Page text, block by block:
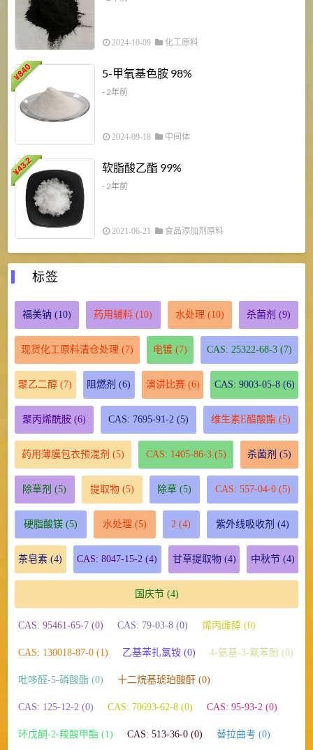
2024-10-09 化工原料
¥
840 5-甲氧基色胺 98%
- 2年前
2024-09-18 中间体
¥
43.2 软脂酸乙酯 99%
- 2年前
2021-06-21 食品添加剂原料
标签
福美钠 (10) 药用辅料 (10) 水处理 (10) 杀菌剂 (9)
现货化工原料清仓处理 (7) 电镀 (7) CAS: 25322-68-3 (7)
聚乙二醇 (7) 阻燃剂 (6) 演讲比赛(6) CAS: 9003-05-8(6)
聚丙烯酰胺(6) CAS: 7695-91-2 (5) 维生素E醋酸酯 (5)
药用薄膜包衣预混剂 (5) CAS: 1405-86-3(5) 杀菌剂 (5)
除草剂 (5) 提取物(5) 除草 (5) CAS: 557-04-0(5)
硬脂酸镁(5) 水处理 (5) 2 (4) 紫外线吸收剂 (4)
茶皂素 (4) CAS: 8047-15-2 (4) 甘草提取物(4) 中秋节(4)
国庆节(4)
CAS: 95461-65-7 (0) CAS: 79-03-8 (0) 烯丙雌醇 (0)
CAS: 130018-87-0 (1) 乙基苯扎氯铵 (0) 4-氨基-3-氟苯酚 (0)
吡哆醛-5-磷酸酯 (0) 十二烷基琥珀酸酐 (0)
CAS: 125-12-2 (0) CAS: 70693-62-8 (0) CAS: 95-93-2 (0)
环戊酮-2-羧酸甲酯 (1) CAS: 513-36-0 (0) 替拉曲考 (0)